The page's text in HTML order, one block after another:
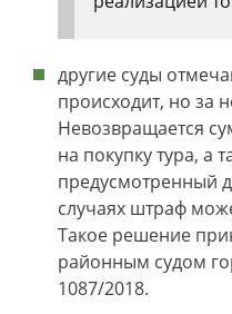
другие суды
происходит, но за
Невозвращается
на покупку тура, а
предусмотренный
случаях штраф
Такое решение
районным судом
1087/2018.